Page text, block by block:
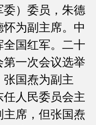
）委员，朱德
为副主席。中
国红军。二十
一次会议选举
国焘为副主
人民委员会主
主席，但张国焘